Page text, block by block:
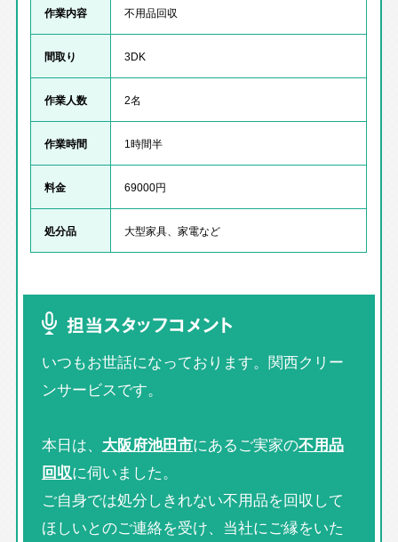
作業内容 不用品回収
間取り 3DK
作業人数 2名
作業時間 1時間半
料金 69000円
処分品 大型家具、家電など
担当スタッフコメント
いつもお世話になっております。関西クリー
ンサービスです。
本日は、 大阪府池田市にあるご実家の不用品
回収に伺いました。
ご自身では処分しきれない不用品を回収して
ほしいとのご連絡を受け、当社にご縁をいた